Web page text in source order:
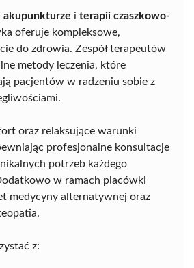
akupunkturze i terapii czaszkowo-
oferuje kompleksowe,
do zdrowia. Zespół terapeutów
metody leczenia, które
pacjentów w radzeniu sobie z
oraz relaksujące warunki
profesjonalne konsultacje
potrzeb każdego
w ramach placówki
medycyny alternatywnej oraz
z: